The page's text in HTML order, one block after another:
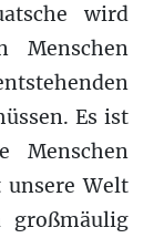
wird
Menschen
Es ist
Menschen
Welt